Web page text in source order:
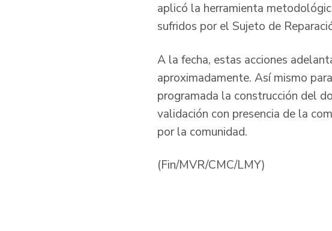
aplicó la herramienta
sufridos por el Sujeto de
A la fecha, estas acciones
aproximadamente. Así mismo
programada la construcción del
validación con presencia de la
por la comunidad.
(Fin/MVR/CMC/LMY)